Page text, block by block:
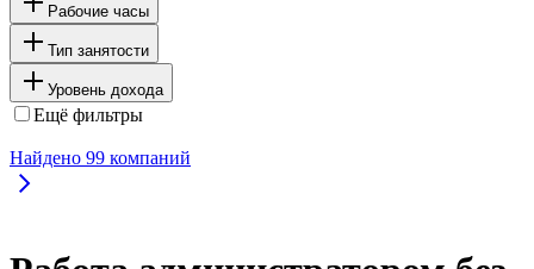
Рабочие часы
Тип занятости
Уровень дохода
Ещё фильтры
Найдено 99 компаний